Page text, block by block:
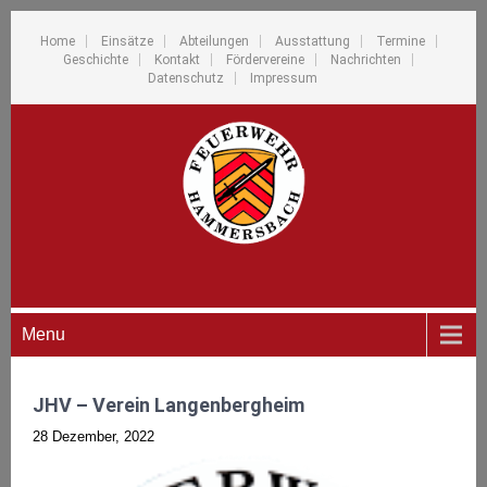
Home Einsätze Abteilungen Ausstattung
Termine
Geschichte
Kontakt Fördervereine
Nachrichten
Datenschutz
Impressum
Menu
JHV – Verein Langenbergheim
28 Dezember, 2022